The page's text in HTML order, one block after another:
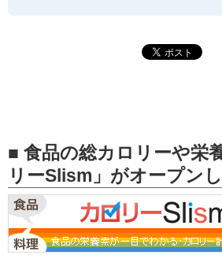
■ 食品の総カロリーや栄
リーSlism」がオープン